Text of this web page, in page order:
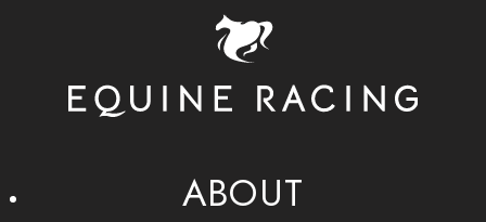
ABOUT